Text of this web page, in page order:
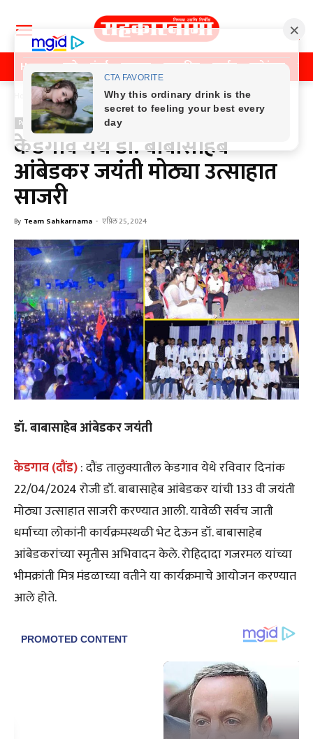
Home पुणे मुंबई महाराष्ट्र राजकीय क्राईम मनोरंजन
Home Previos News
Previos News
केडगाव येथे डॉ. बाबासाहेब
आंबेडकर जयंती मोठ्या उत्साहात
साजरी
By Team Sahkarnama - एप्रिल 25, 2024
डॉ. बाबासाहेब आंबेडकर जयंती
केडगाव (दौंड): दौंड तालुक्यातील केडगाव येथे रविवार दिनांक
22/04/2024 रोजी डॉ. बाबासाहेब आंबेडकर यांची 133 वी जयंती
मोठ्या उत्साहात साजरी करण्यात आली. यावेळी सर्वच जाती
धर्माच्या लोकांनी कार्यक्रमस्थळी भेट देऊन डॉ. बाबासाहेब
आंबेडकरांच्या स्मृतीस अभिवादन केले. रोहिदादा गजरमल यांच्या
भीमक्रांती मित्र मंडळाच्या वतीने या कार्यक्रमाचे आयोजन करण्यात
आले होते.